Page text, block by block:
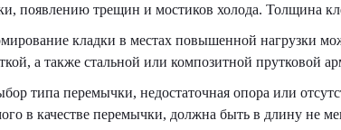
появлению трещин и мостиков холода. Толщина
кладки в местах повышенной нагрузки
а также стальной или композитной прутковой
типа перемычки, недостаточная опора или
в качестве перемычки, должна быть в длину не